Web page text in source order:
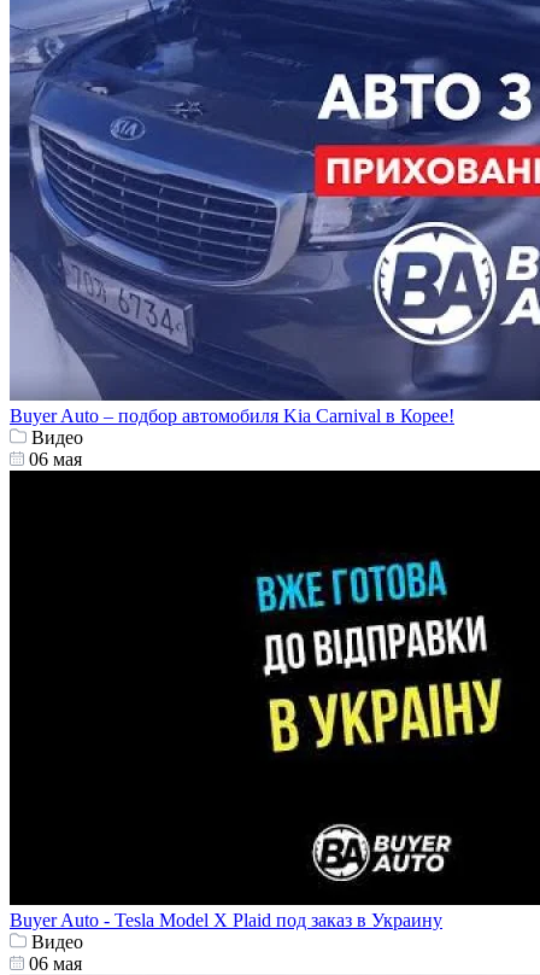
Buyer Auto – подбор автомобиля Kia Carnival в Корее!
Видео
06 мая
Buyer Auto - Tesla Model X Plaid под заказ в Украину
Видео
06 мая